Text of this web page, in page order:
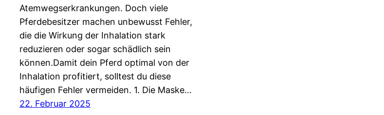
Atemwegserkrankungen. Doch viele
Pferdebesitzer machen unbewusst Fehler,
die die Wirkung der Inhalation stark
reduzieren oder sogar schädlich sein
können.Damit dein Pferd optimal von der
Inhalation profitiert, solltest du diese
häufigen Fehler vermeiden. 1. Die Maske…
22. Februar 2025